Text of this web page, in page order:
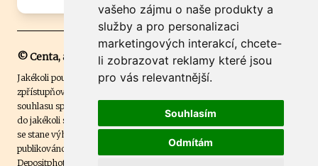
vašeho zájmu o naše produkty a
služby a pro personalizaci
marketingových interakcí, chcete-
li zobrazovat reklamy které jsou
pro vás relevantnější.
Souhlasím
Odmítám
© Centa, a.s.
Jakékoli použití obsahu včetně převzetí, šíření či dalšího užití a
zpřístupňování textových či obrazových materiálů bez písemného
souhlasu společnosti Centa,a.s. je zakázáno. Čtenář svým přihlášením
do jakékoli soutěže na našem webu dává souhlas s tím, že v případě, že
se stane výhercem této soutěže, může být jeho jméno na webu
publikováno. Centa, a.s. využívala licenci ČTK a využívá fotografie z
Depositphotos